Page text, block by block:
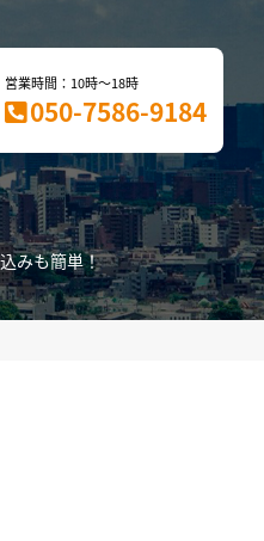
営業時間：10時～18時
050-7586-9184
みも簡単！